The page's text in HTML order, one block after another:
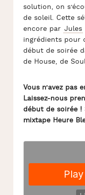
solution, on
de soleil. Cette
encore par Jules
ingrédients pour
début de soirée
de House, de
Vous n’avez pas
Laissez-nous
début de soirée
mixtape Heure